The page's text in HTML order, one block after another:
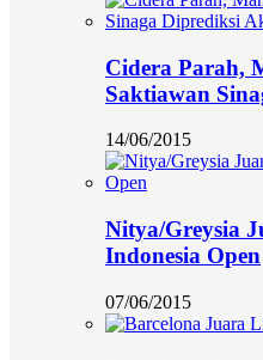
Cidera Parah,
Saktiawan
14/06/2015
Nitya/Greysia
Indonesia Open
07/06/2015